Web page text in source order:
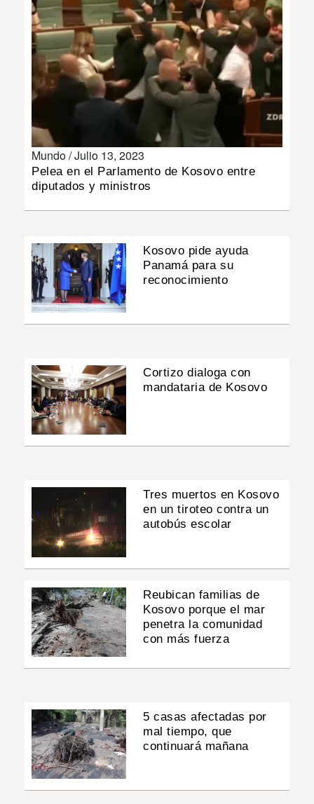
MULTIMEDIA
IMPRESO
Mundo /Julio 13, 2023
Pelea en el Parlamento de Kosovo entre
diputados y ministros
Kosovo pide ayuda
Panamá para su
reconocimiento
Cortizo dialoga con
mandataria de Kosovo
Tres muertos en Kosovo
en un tiroteo contra un
autobús escolar
Reubican familias de
Kosovo porque el mar
penetra la comunidad
con más fuerza
5 casas afectadas por
mal tiempo, que
continuará mañana